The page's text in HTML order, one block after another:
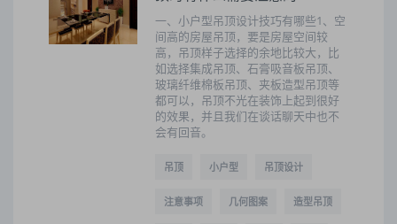
一、小户型吊顶设计技巧有哪些1、空
间高的房屋吊顶，要是房屋空间较
高，吊顶样子选择的余地比较大，比
如选择集成吊顶、石膏吸音板吊顶、
玻璃纤维棉板吊顶、夹板造型吊顶等
都可以，吊顶不光在装饰上起到很好
的效果，并且我们在谈话聊天中也不
会有回音。
吊顶 小户型 吊顶设计
注意事项 几何图案 造型吊顶